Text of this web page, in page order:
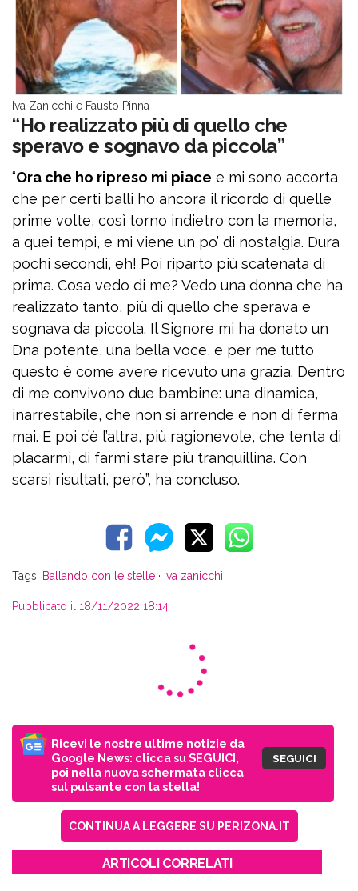
Iva Zanicchi e Fausto Pinna
“Ho realizzato più di quello che
speravo e sognavo da piccola”
“Ora che ho ripreso mi piace e mi sono accorta
che per certi balli ho ancora il ricordo di quelle
prime volte, così torno indietro con la memoria,
a quei tempi, e mi viene un po’ di nostalgia. Dura
pochi secondi, eh! Poi riparto più scatenata di
prima. Cosa vedo di me? Vedo una donna che ha
realizzato tanto, più di quello che sperava e
sognava da piccola. Il Signore mi ha donato un
Dna potente, una bella voce, e per me tutto
questo è come avere ricevuto una grazia. Dentro
di me convivono due bambine: una dinamica,
inarrestabile, che non si arrende e non di ferma
mai. E poi c’è l’altra, più ragionevole, che tenta di
placarmi, di farmi stare più tranquillina. Con
scarsi risultati, però”, ha concluso.
Tags: Ballando con le stelle · iva zanicchi
Pubblicato il 18/11/2022 18:14
Ricevi le nostre ultime notizie da
Google News: clicca su SEGUICI,
poi nella nuova schermata clicca
sul pulsante con la stella!
SEGUICI
CONTINUA A LEGGERE SU PERIZONA.IT
ARTICOLI CORRELATI